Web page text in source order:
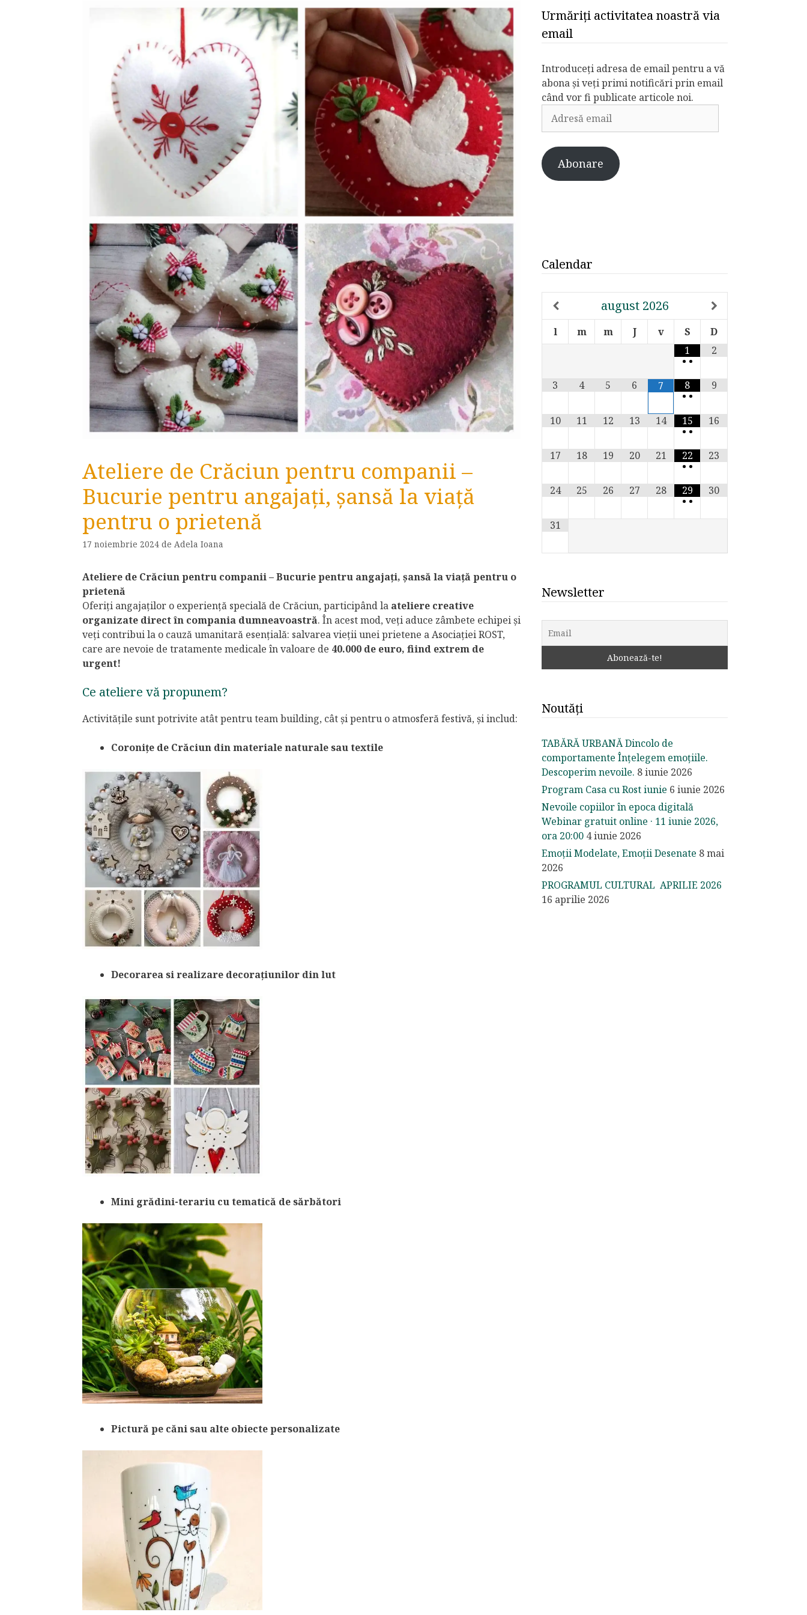
Ateliere de Crăciun pentru companii –
Bucurie pentru angajați, șansă la viață
pentru o prietenă
17 noiembrie 2024 de Adela Ioana
Ateliere de Crăciun pentru companii – Bucurie pentru angajați, șansă la viață pentru o
prietenă
Oferiți angajaților o experiență specială de Crăciun, participând la ateliere creative
organizate direct în compania dumneavoastră. În acest mod, veți aduce zâmbete echipei și
veți contribui la o cauză umanitară esențială: salvarea vieții unei prietene a Asociației ROST,
care are nevoie de tratamente medicale în valoare de 40.000 de euro, fiind extrem de
urgent!
Ce ateliere vă propunem?
Activitățile sunt potrivite atât pentru team building, cât și pentru o atmosferă festivă, și includ:
Coronițe de Crăciun din materiale naturale sau textile
Decorarea si realizare decorațiunilor din lut
Mini grădini-terariu cu tematică de sărbători
Pictură pe căni sau alte obiecte personalizate
Urmăriți activitatea noastră via
email
Introduceți adresa de email pentru a vă
abona și veți primi notificări prin email
când vor fi publicate articole noi.
Adresă
email
Abonare
Calendar
august 2026
l m m J v S
D
1
• •
2
3 4 5 6 7
8
• •
9
10 11 12 13 14
15
• •
16
17 18 19 20 21
22
• •
23
24 25 26 27 28
29
• •
30
31
Newsletter
Noutăți
TABĂRĂ URBANĂ Dincolo de
comportamente Înțelegem emoțiile.
Descoperim nevoile. 8 iunie 2026
Program Casa cu Rost iunie 6 iunie 2026
Nevoile copiilor în epoca digitală
Webinar gratuit online · 11 iunie 2026,
ora 20:00 4 iunie 2026
Emoții Modelate, Emoții Desenate 8 mai
2026
PROGRAMUL CULTURAL APRILIE 2026
16 aprilie 2026